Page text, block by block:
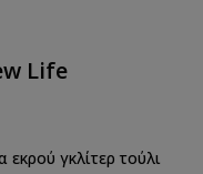
Life
γκλίτερ τούλι